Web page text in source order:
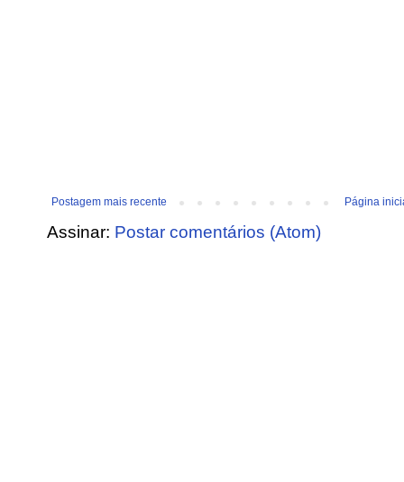
Postagem mais recente Página
Assinar: Postar comentários (Atom)